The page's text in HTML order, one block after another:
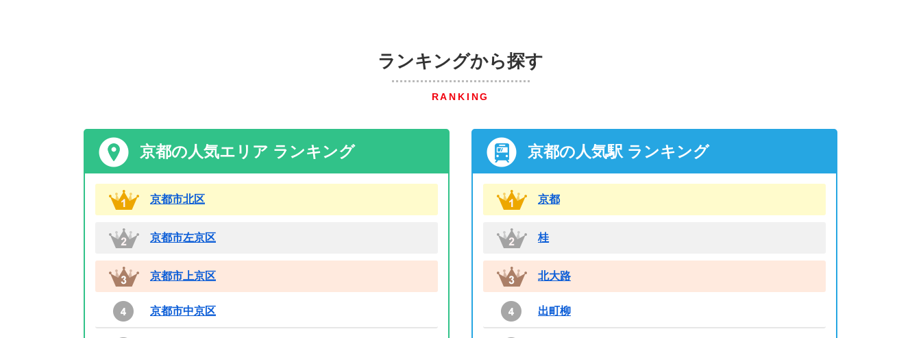
ランキングから探す
RANKING
京都の人気エリア ランキング
京都市北区
京都市左京区
京都市上京区
京都市中京区
京都の人気駅 ランキング
京都
桂
北大路
出町柳